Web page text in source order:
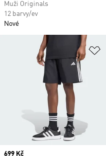
Muži Originals
12 barvy/ev
Nové
Price
699 Kč